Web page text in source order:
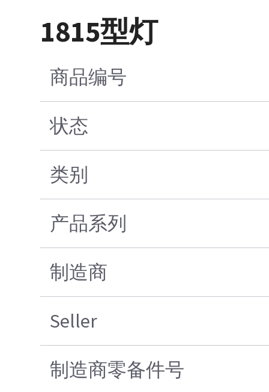
1815型灯
商品编号
状态
类别
产品系列
制造商
Seller
制造商零备件号